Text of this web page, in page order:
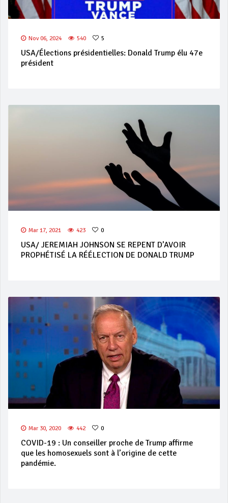
Nov 06, 2024 540 5
USA/Élections présidentielles: Donald Trump élu 47e
président
Mar 17, 2021 423 0
USA/ JEREMIAH JOHNSON SE REPENT D’AVOIR
PROPHÉTISÉ LA RÉÉLECTION DE DONALD TRUMP
Mar 30, 2020 442 0
COVID-19 : Un conseiller proche de Trump affirme
que les homosexuels sont à l’origine de cette
pandémie.